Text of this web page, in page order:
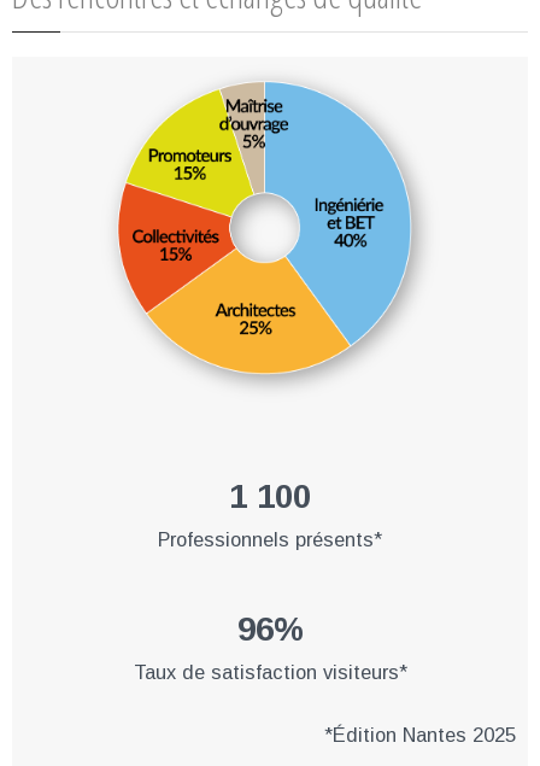
1 100
Professionnels présents*
96%
Taux de satisfaction visiteurs*
*Édition Nantes 2025